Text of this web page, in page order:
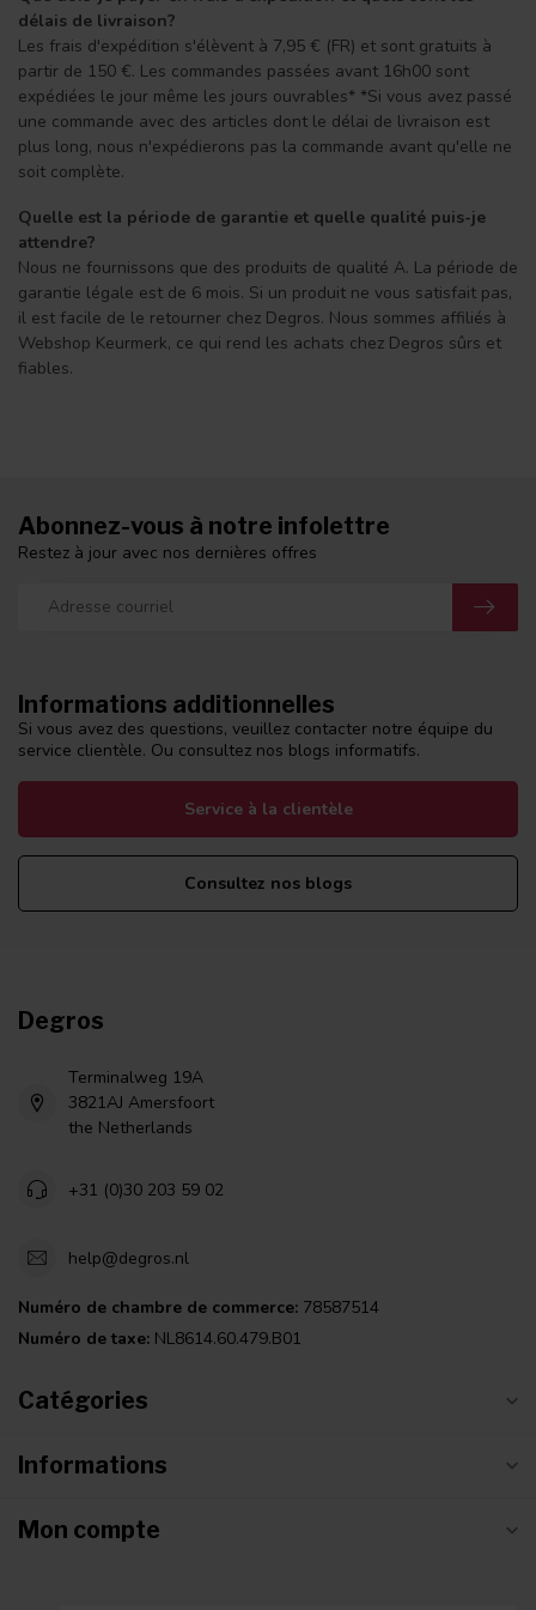
délais de livraison?
Les frais d'expédition s'élèvent à 7,95 € (FR) et sont gratuits à
partir de 150 €. Les commandes passées avant 16h00 sont
expédiées le jour même les jours ouvrables* *Si vous avez passé
une commande avec des articles dont le délai de livraison est
plus long, nous n'expédierons pas la commande avant qu'elle ne
soit complète.
Quelle est la période de garantie et quelle qualité puis-je
attendre?
Nous ne fournissons que des produits de qualité A. La période de
garantie légale est de 6 mois. Si un produit ne vous satisfait pas,
il est facile de le retourner chez Degros. Nous sommes affiliés à
Webshop Keurmerk, ce qui rend les achats chez Degros sûrs et
fiables.
Informations additionnelles
Si vous avez des questions, veuillez contacter notre équipe du
service clientèle. Ou consultez nos blogs informatifs.
Service à la clientèle
Consultez nos blogs
Abonnez-vous à notre infolettre
Restez à jour avec nos dernières offres
Degros
Terminalweg 19A
3821AJ Amersfoort
the Netherlands
+31 (0)30 203 59 02
help@degros.nl
Numéro de chambre de commerce: 78587514
Numéro de taxe: NL8614.60.479.B01
Catégories
Informations
Mon compte